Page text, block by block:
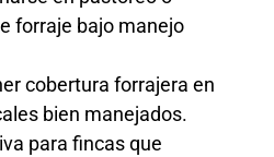
forraje bajo manejo
cobertura forrajera en
bien manejados.
para fincas que